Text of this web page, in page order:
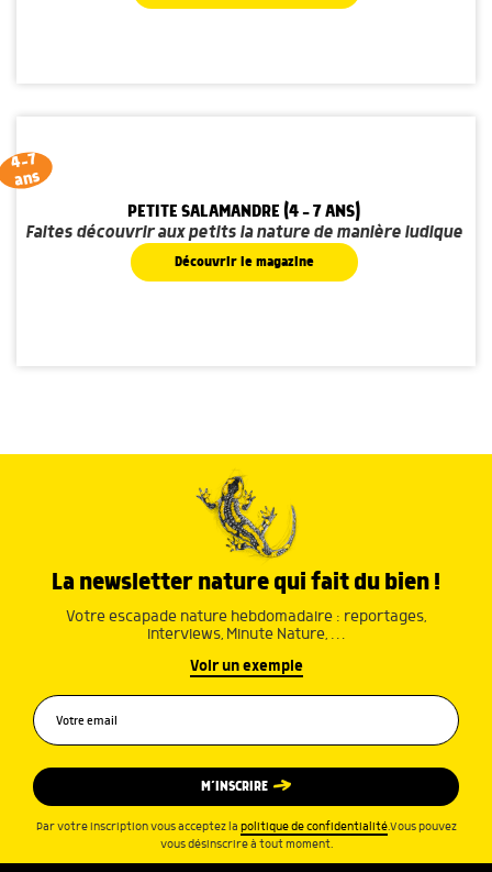
4-7
ans
PETITE SALAMANDRE (4 - 7 ANS)
Faites découvrir aux petits la nature de manière ludique
Découvrir le magazine
La newsletter nature qui fait du bien !
Votre escapade nature hebdomadaire : reportages,
interviews, Minute Nature, …
Voir un exemple
M’INSCRIRE
Par votre inscription vous acceptez la politique de confidentialité.Vous pouvez
vous désinscrire à tout moment.